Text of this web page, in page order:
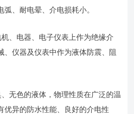
、耐电晕、介电损耗小。
、电器、电子仪表上作为绝缘介
、仪器及仪表中作为液体防震、阻
无色的液体，物理性质在广泛的温
优异的防水性能、良好的介电性